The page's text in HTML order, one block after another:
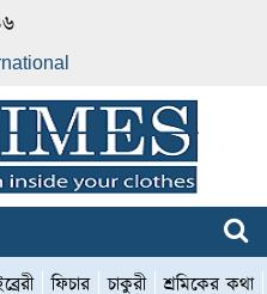
ফিচার চাকুরী শ্রমিকের কথা